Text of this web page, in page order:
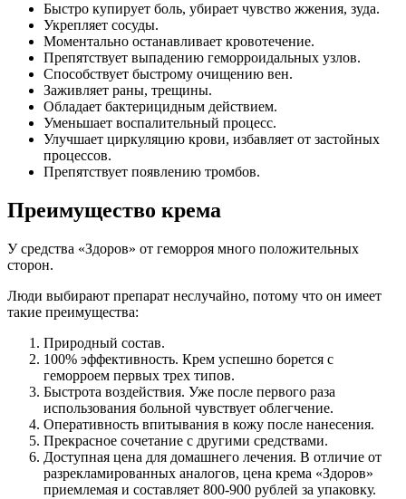
Быстро купирует боль, убирает чувство жжения, зуда.
Укрепляет сосуды.
Моментально останавливает кровотечение.
Препятствует выпадению геморроидальных узлов.
Способствует быстрому очищению вен.
Заживляет раны, трещины.
Обладает бактерицидным действием.
Уменьшает воспалительный процесс.
Улучшает циркуляцию крови, избавляет от застойных
процессов.
Препятствует появлению тромбов.
Преимущество крема
У средства «Здоров» от геморроя много положительных
сторон.
Люди выбирают препарат неслучайно, потому что он имеет
такие преимущества:
Природный состав.
100% эффективность. Крем успешно борется с
геморроем первых трех типов.
Быстрота воздействия. Уже после первого раза
использования больной чувствует облегчение.
Оперативность впитывания в кожу после нанесения.
Прекрасное сочетание с другими средствами.
Доступная цена для домашнего лечения. В отличие от
разрекламированных аналогов, цена крема «Здоров»
приемлемая и составляет 800-900 рублей за упаковку.